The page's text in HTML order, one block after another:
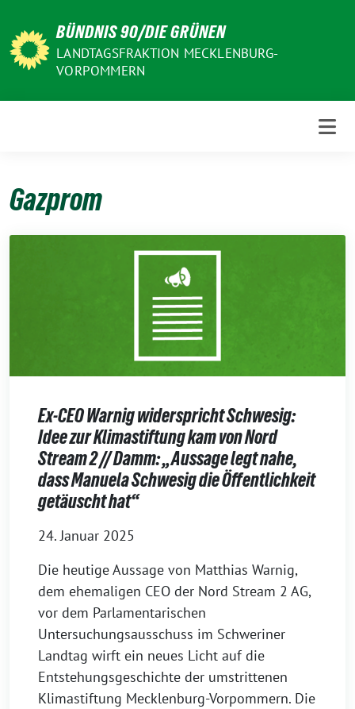
zum
Inhalt
BÜNDNIS 90/DIE GRÜNEN
LANDTAGSFRAKTION MECKLENBURG-
VORPOMMERN
Gazprom
Ex-CEO Warnig widerspricht Schwesig:
Idee zur Klimastiftung kam von Nord
Stream 2 // Damm: „Aussage legt nahe,
dass Manuela Schwesig die Öffentlichkeit
getäuscht hat“
24. Januar 2025
Die heutige Aussage von Matthias Warnig,
dem ehemaligen CEO der Nord Stream 2 AG,
vor dem Parlamentarischen
Untersuchungsausschuss im Schweriner
Landtag wirft ein neues Licht auf die
Entstehungsgeschichte der umstrittenen
Klimastiftung Mecklenburg-Vorpommern. Die